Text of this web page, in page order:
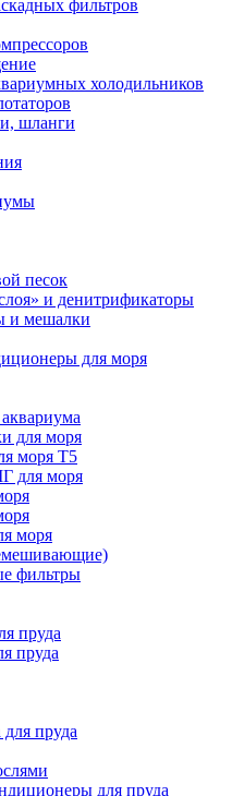
фильтров
холодильников
шланги
песок
и денитрификаторы
и мешалки
для моря
для моря
моря Т5
для моря
моря
фильтры
пруда
пруда
пруда
для пруда